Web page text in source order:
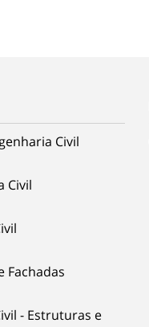
Civil
Civil
Fachadas
- Estruturas e